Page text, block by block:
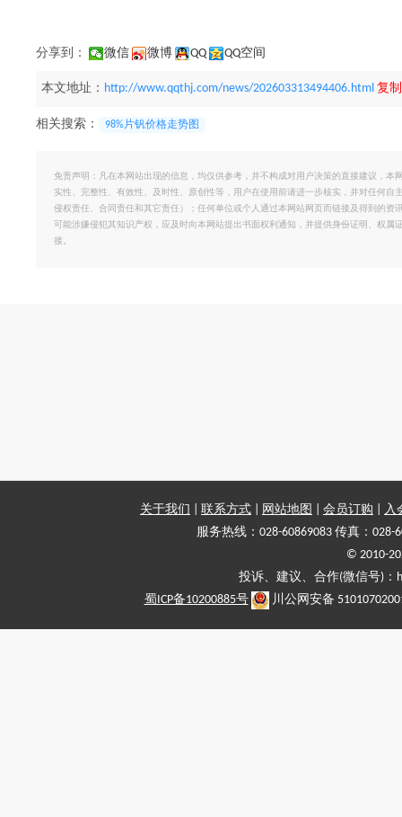
分享到： 微信 微博 QQ QQ空间
本文地址： http://www.qqthj.com/news/202603313494406.html 复
相关搜索： 98%片钒价格走势图
免责声明：凡在本网站出现的信息，均仅供参考，并不构成对用户决策的直接建议，
实性、完整性、有效性、及时性、原创性等，用户在使用前请进一步核实，并对任何
侵权责任、合同责任和其它责任）；任何单位或个人通过本网站网页而链接及得到的
可能涉嫌侵犯其知识产权，应及时向本网站提出书面权利通知，并提供身份证明、权
接。
关于我们 联系方式 网站地图 会员订购
入
服务热线：028-60869083 传真：028-
© 2010-
投诉、建议、合作(微信号)
蜀ICP备10200885号
川公网安备